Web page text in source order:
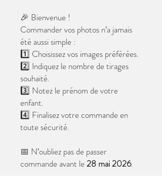
🎉 Bienvenue !
Commander vos photos n’a jamais
été aussi simple :
1️⃣ Choisissez vos images préférées.
2️⃣ Indiquez le nombre de tirages
souhaité.
3️⃣ Notez le prénom de votre
enfant.
4️⃣ Finalisez votre commande en
toute sécurité.
📅 N’oubliez pas de passer
commande avant le28 mai 2026.